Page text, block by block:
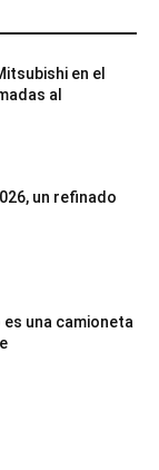
en el
al
un refinado
es una camioneta